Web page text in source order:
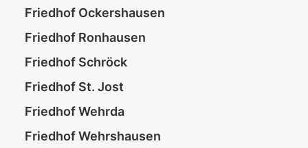
Friedhof Ockershausen
Friedhof Ronhausen
Friedhof Schröck
Friedhof St. Jost
Friedhof Wehrda
Friedhof Wehrshausen